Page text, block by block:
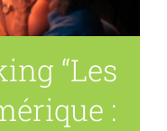
“Les
: